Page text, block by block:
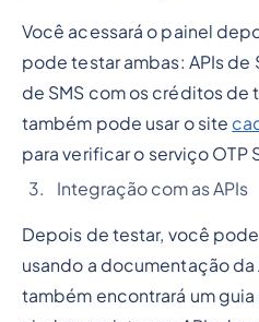
Você acessará o painel
pode testar ambas: APIs de
de SMS com os créditos de
também pode usar o site
para verificar o serviço OTP
Integração com as APIs
Depois de testar, você
usando a documentação da
também encontrará um